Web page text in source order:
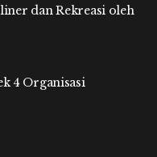
dan Rekreasi oleh
4 Organisasi